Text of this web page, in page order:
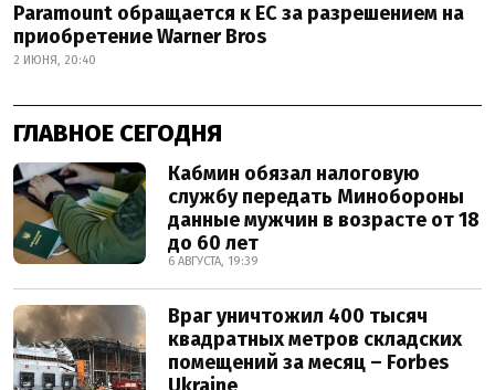
Paramount обращается к ЕС за разрешением на
приобретение Warner Bros
2 ИЮНЯ, 20:40
ГЛАВНОЕ СЕГОДНЯ
Кабмин обязал налоговую
службу передать Минобороны
данные мужчин в возрасте от 18
до 60 лет
6 АВГУСТА, 19:39
Враг уничтожил 400 тысяч
квадратных метров складских
помещений за месяц – Forbes